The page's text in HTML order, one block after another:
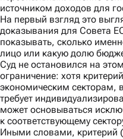
источником доходов для
На первый взгляд это
доказывания для Совета
показывать, сколько
лицо или какую долю
Суд не остановился на
ограничение: хотя
экономическим секторам,
требует
может основываться
к соответствующему
Иными словами, критерий